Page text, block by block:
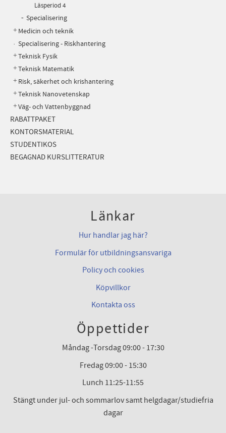
Läsperiod 4
Specialisering
Medicin och teknik
Specialisering - Riskhantering
Teknisk Fysik
Teknisk Matematik
Risk, säkerhet och krishantering
Teknisk Nanovetenskap
Väg- och Vattenbyggnad
RABATTPAKET
KONTORSMATERIAL
STUDENTIKOS
BEGAGNAD KURSLITTERATUR
Länkar
Hur handlar jag här?
Formulär för utbildningsansvariga
Policy och cookies
Köpvillkor
Kontakta oss
Öppettider
Måndag -Torsdag 09:00 - 17:30
Fredag 09:00 - 15:30
Lunch 11:25-11:55
Stängt under jul- och sommarlov samt helgdagar/studiefria
dagar